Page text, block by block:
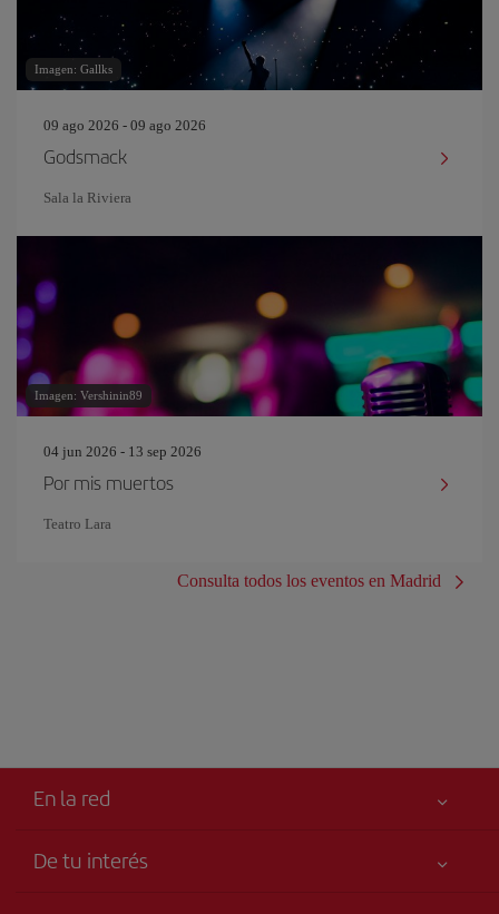
Imagen: Gallks
09 ago 2026 - 09 ago 2026
Godsmack
Sala la Riviera
Imagen: Vershinin89
04 jun 2026 - 13 sep 2026
Por mis muertos
Teatro Lara
Consulta todos los eventos en Madrid
En la red
De tu interés